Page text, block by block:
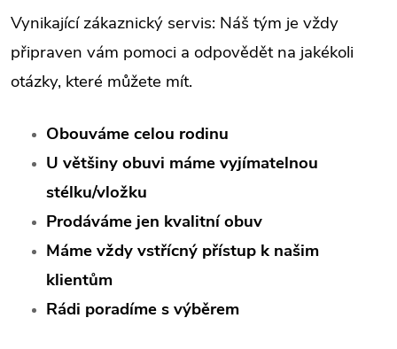
Vynikající zákaznický servis: Náš tým je vždy
připraven vám pomoci a odpovědět na jakékoli
otázky, které můžete mít.
Obouváme celou rodinu
U většiny obuvi máme vyjímatelnou
stélku/vložku
Prodáváme jen kvalitní obuv
Máme vždy vstřícný přístup k našim
klientům
Rádi poradíme s výběrem